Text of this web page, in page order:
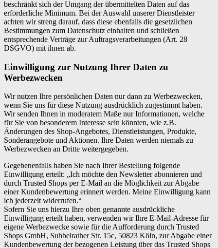
beschränkt sich der Umgang der übermittelten Daten auf das
erforderliche Minimum. Bei der Auswahl unserer Dienstleister
achten wir streng darauf, dass diese ebenfalls die gesetzlichen
Bestimmungen zum Datenschutz einhalten und schließen
entsprechende Verträge zur Auftragsverarbeitungen (Art. 28
DSGVO) mit ihnen ab.
Einwilligung zur Nutzung Ihrer Daten zu
Werbezwecken
Wir nutzen Ihre persönlichen Daten nur dann zu Werbezwecken,
wenn Sie uns für diese Nutzung ausdrücklich zugestimmt haben.
Wir senden Ihnen in moderatem Maße nur Informationen, welche
für Sie von besonderem Interesse sein könnten, wie z.B.
Änderungen des Shop-Angebotes, Dienstleistungen, Produkte,
Sonderangebote und Aktionen. Ihre Daten werden niemals zu
Werbezwecken an Dritte weitergegeben.
Gegebenenfalls haben Sie nach Ihrer Bestellung folgende
Einwilligung erteilt: „Ich möchte den Newsletter abonnieren und
durch Trusted Shops per E-Mail an die Möglichkeit zur Abgabe
einer Kundenbewertung erinnert werden. Meine Einwilligung kann
ich jederzeit widerrufen.“
Sofern Sie uns hierzu Ihre oben genannte ausdrückliche
Einwilligung erteilt haben, verwenden wir Ihre E-Mail-Adresse für
eigene Werbezwecke sowie für die Aufforderung durch Trusted
Shops GmbH, Subbelrather Str. 15c, 50823 Köln, zur Abgabe einer
Kundenbewertung der bezogenen Leistung über das Trusted Shops